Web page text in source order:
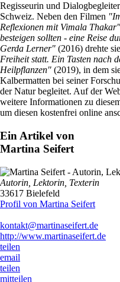
Regisseurin und
Schweiz. Neben den Filmen
Reflexionen mit Vimala Thakar"
besteigen sollten - eine Reise
Gerda Lerner" (2016) drehte
Freiheit statt. Ein Tasten nach
Heilpflanzen" (2019), in dem
Kalbermatten bei seiner
der Natur begleitet. Auf der
weitere Informationen zu
um diesen kostenfrei online
Ein Artikel von
Martina Seifert
Autorin, Lektorin, Texterin
33617 Bielefeld
Profil von Martina Seifert
kontakt@martinaseifert.de
http://www.martinaseifert.de
teilen
email
teilen
mitteilen